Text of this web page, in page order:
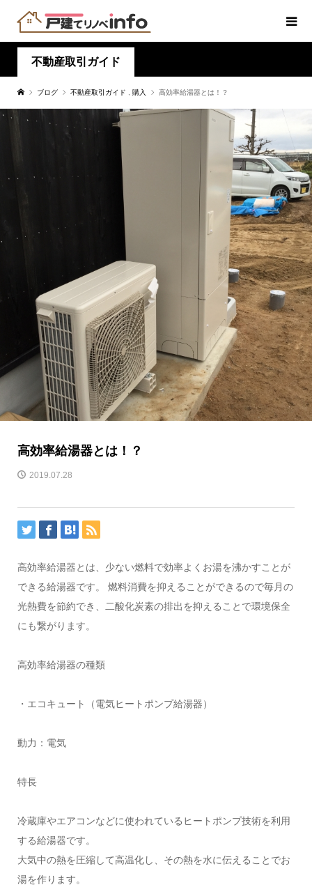
不動産取引ガイド
ブログ 不動産取引ガイド 購入 高効率給湯器とは！？
高効率給湯器とは！？
2019.07.28
高効率給湯器とは、少ない燃料で効率よくお湯を沸かすことが
できる給湯器です。 燃料消費を抑えることができるので毎月の
光熱費を節約でき、二酸化炭素の排出を抑えることで環境保全
にも繋がります。
高効率給湯器の種類
・エコキュート（電気ヒートポンプ給湯器）
動力：電気
特長
冷蔵庫やエアコンなどに使われているヒートポンプ技術を利用
する給湯器です。
大気中の熱を圧縮して高温化し、その熱を水に伝えることでお
湯を作ります。